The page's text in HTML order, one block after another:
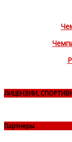
ЛИЦЕНЗИИ,
Партнеры